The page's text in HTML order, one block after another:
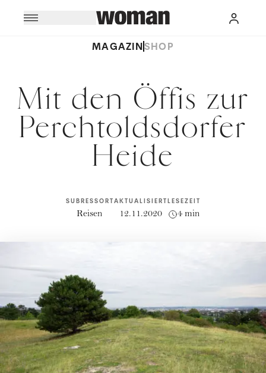
MAGAZINSHOP
Mit den Öffis zur
Perchtoldsdorfer
Heide
SUBRESSORT
Reisen
AKTUALISIERT
12.11.2020
LESEZEIT
4 min